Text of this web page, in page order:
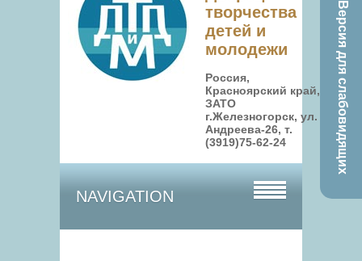
Версия для слабовидящих
творчества
детей и
молодежи
Россия,
Красноярский край,
ЗАТО
г.Железногорск, ул.
Андреева-26, т.
(3919)75-62-24
NAVIGATION